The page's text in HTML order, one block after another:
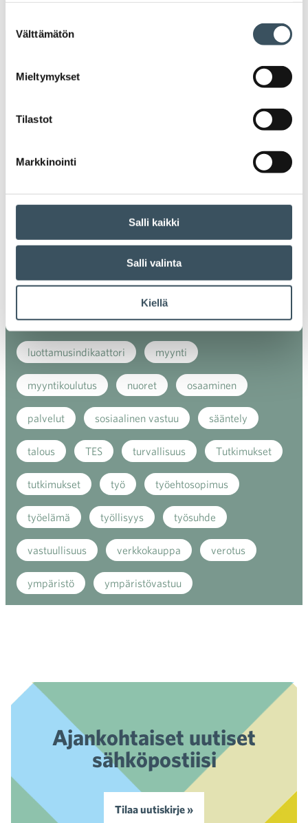
valinta
Välttämätön
Mieltymykset
Tilastot
Markkinointi
Salli kaikki
Salli valinta
Kiellä
digiostaminen digitalisaatio
kansainvälinen verkkokauppa
kiertotalous koronavirus koulutus
kuluttaja kuluttajat kuluttajien luottamus
luottamusindikaattori myynti
myyntikoulutus nuoret osaaminen
palvelut sosiaalinen vastuu sääntely
talous TES turvallisuus Tutkimukset
tutkimukset työ työehtosopimus
työelämä työllisyys työsuhde
vastuullisuus verkkokauppa verotus
ympäristö ympäristövastuu
Ajankohtaiset uutiset
sähköpostiisi
Tilaa uutiskirje »